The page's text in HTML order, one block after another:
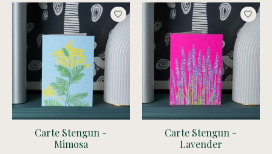
Carte Stengun -
Mimosa
Carte Stengun -
Lavender